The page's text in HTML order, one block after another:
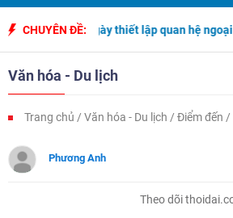
CHUYÊN ĐỀ:
năm ngày thiết lập quan hệ ngoại giao
Văn hóa - Du lịch
Trang chủ Văn hóa - Du lịch Điểm đến
Phương Anh
Theo dõi